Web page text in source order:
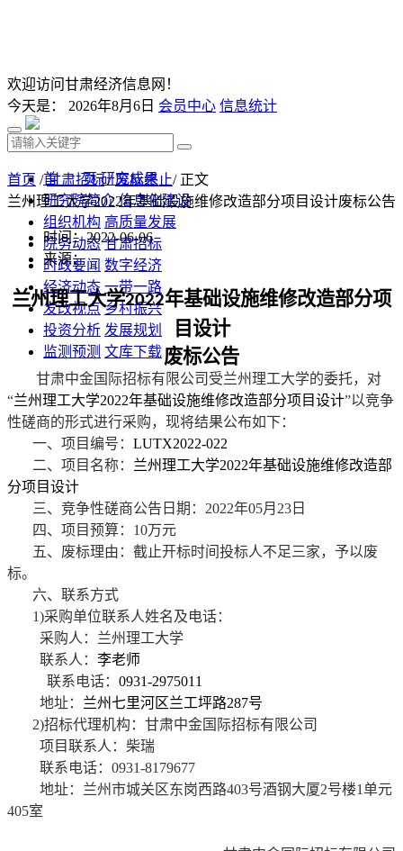
欢迎访问甘肃经济信息网！
今天是： 2026年8月6日 会员中心 信息统计
首 页 研究成果
研究院简介 信息化建设
组织机构 高质量发展
院务动态 甘肃招标
时政要闻 数字经济
经济动态 一带一路
发改视点 乡村振兴
投资分析 发展规划
监测预测 文库下载
首页 /甘肃招标/废标终止/ 正文
兰州理工大学2022年基础设施维修改造部分项目设计废标公告
时间：2022-06-06
来源：
兰州理工大学2022年基础设施维修改造部分项
目设计
废标公告
甘肃中金国际招标有限公司受兰州理工大学的委托，对
“兰州理工大学2022年基础设施维修改造部分项目设计”以竞争
性磋商的形式进行采购，现将结果公布如下：
一、项目编号： LUTX2022-022
二、项目名称： 兰州理工大学2022年基础设施维修改造部
分项目设计
三、竞争性磋商公告日期： 2022年05月 23 日
四、项目预算： 10万元
五、废标理由：截止开标时间投标人不足三家，予以废
标。
六、联系方式
1)采购单位联系人姓名及电话：
采购人：兰州理工大学
联系人： 李老师
联系电话：0931-2975011
地址： 兰州七里河区兰工坪路287号
2)招标代理机构：甘肃中金国际招标有限公司
项目联系人：柴瑞
联系电话： 0931-8179677
地址：兰州市城关区东岗西路403号酒钢大厦2号楼1单元
405室